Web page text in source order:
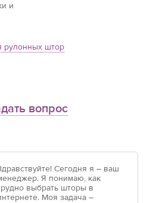
и
рулонных штор
вопрос
Сегодня я – ваш
Я понимаю, как
выбрать шторы в
Моя задача –